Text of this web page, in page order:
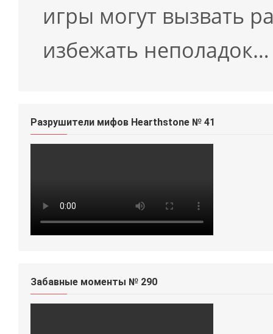
игры могут вызвать
избежать неполадок…
Разрушители мифов Hearthstone № 41
Забавные моменты № 290